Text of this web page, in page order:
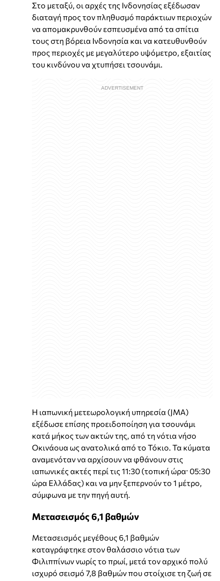
Στο μεταξύ, οι αρχές της Ινδονησίας εξέδωσαν
διαταγή προς τον πληθυσμό παράκτιων περιοχών
να απομακρυνθούν εσπευσμένα από τα σπίτια
τους στη βόρεια Ινδονησία και να κατευθυνθούν
προς περιοχές με μεγαλύτερο υψόμετρο, εξαιτίας
του κινδύνου να χτυπήσει τσουνάμι.
Η ιαπωνική μετεωρολογική υπηρεσία (JMA)
εξέδωσε επίσης προειδοποίηση για τσουνάμι
κατά μήκος των ακτών της, από τη νότια νήσο
Οκινάουα ως ανατολικά από το Τόκιο. Τα κύματα
αναμενόταν να αρχίσουν να φθάνουν στις
ιαπωνικές ακτές περί τις 11:30 (τοπική ώρα· 05:30
ώρα Ελλάδας) και να μην ξεπερνούν το 1 μέτρο,
σύμφωνα με την πηγή αυτή.
Μετασεισμός 6,1 βαθμών
Μετασεισμός μεγέθους 6,1 βαθμών
καταγράφτηκε στον θαλάσσιο νότια των
Φιλιππίνων νωρίς το πρωί, μετά τον αρχικό πολύ
ισχυρό σεισμό 7,8 βαθμών που στοίχισε τη ζωή σε